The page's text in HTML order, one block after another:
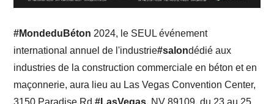
#MondeduBéton 2024, le SEUL événement
international annuel de l'industrie#salondédié aux
industries de la construction commerciale en béton et en
maçonnerie, aura lieu au Las Vegas Convention Center,
3150 Paradise Rd,#LasVegas, NV 89109, du 23 au 25